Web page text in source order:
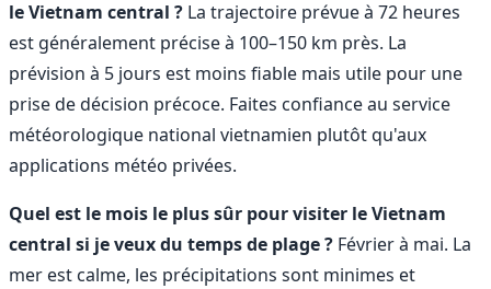
le Vietnam central ? La trajectoire prévue à 72 heures
est généralement précise à 100–150 km près. La
prévision à 5 jours est moins fiable mais utile pour une
prise de décision précoce. Faites confiance au service
météorologique national vietnamien plutôt qu'aux
applications météo privées.
Quel est le mois le plus sûr pour visiter le Vietnam
central si je veux du temps de plage ? Février à mai. La
mer est calme, les précipitations sont minimes et